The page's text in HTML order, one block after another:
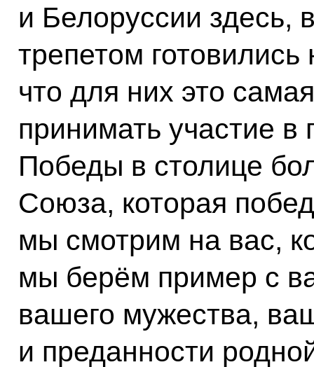
и Белоруссии здесь,
трепетом
что для них это
принимать участие
Победы в столице
Союза, которая
мы смотрим на вас,
мы берём пример с
вашего мужества,
и преданности